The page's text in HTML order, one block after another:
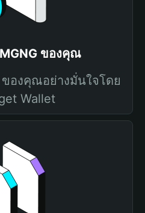
ของคุณ
ของคุณอย่างมั่นใจโดย
Wallet